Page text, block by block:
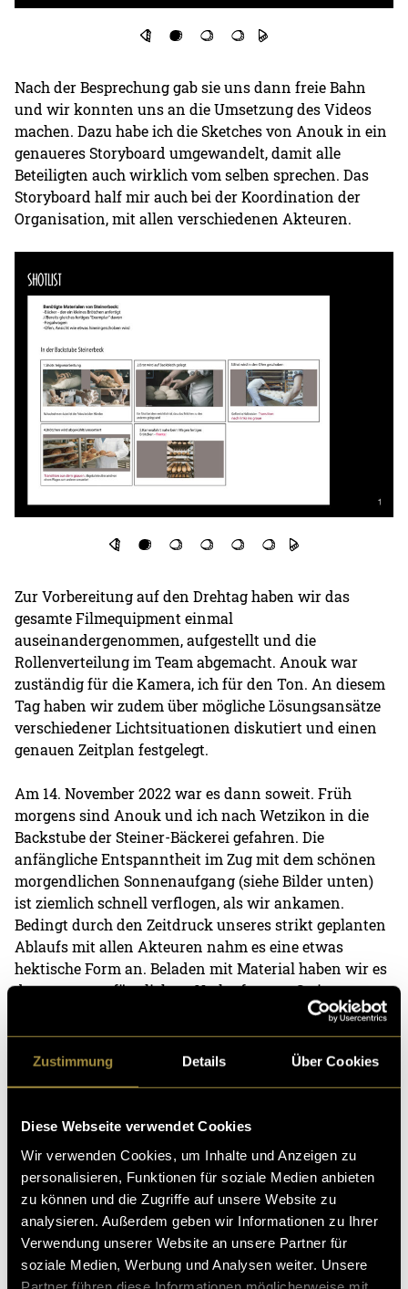
Zustimmung Details Über Cookies
Diese Webseite verwendet Cookies
Wir verwenden Cookies, um Inhalte und Anzeigen zu
personalisieren, Funktionen für soziale Medien anbieten
zu können und die Zugriffe auf unsere Website zu
analysieren. Außerdem geben wir Informationen zu Ihrer
Verwendung unserer Website an unsere Partner für
soziale Medien, Werbung und Analysen weiter. Unsere
Nach der Besprechung gab sie uns dann freie Bahn
und wir konnten uns an die Umsetzung des Videos
machen. Dazu habe ich die Sketches von Anouk in ein
genaueres Storyboard umgewandelt, damit alle
Beteiligten auch wirklich vom selben sprechen. Das
Storyboard half mir auch bei der Koordination der
Organisation, mit allen verschiedenen Akteuren.
Zur Vorbereitung auf den Drehtag haben wir das
gesamte Filmequipment einmal
auseinandergenommen, aufgestellt und die
Rollenverteilung im Team abgemacht. Anouk war
zuständig für die Kamera, ich für den Ton. An diesem
Tag haben wir zudem über mögliche Lösungsansätze
verschiedener Lichtsituationen diskutiert und einen
genauen Zeitplan festgelegt.
Am 14. November 2022 war es dann soweit. Früh
morgens sind Anouk und ich nach Wetzikon in die
Backstube der Steiner-Bäckerei gefahren. Die
anfängliche Entspanntheit im Zug mit dem schönen
morgendlichen Sonnenaufgang (siehe Bilder unten)
ist ziemlich schnell verflogen, als wir ankamen.
Bedingt durch den Zeitdruck unseres strikt geplanten
Ablaufs mit allen Akteuren nahm es eine etwas
hektische Form an. Beladen mit Material haben wir es
dann, trotz anfänglichem Verlaufen, zur Steiner
Bäckerei geschafft und den Dreh in der Backstube
begonnen. Während Anouk mit dem Filmen
beschäftigt war, bin ich hin und her gesprungen
früh am Drehort schon aufgetaucht ist. Netterweise
der Dreh direkt weiter gehen mit der Fahrt Richtung
Äss Bar Niederdorf. Nach anfänglicher Verwirrung
dort (anscheinend sind die Mitarbeiter nicht wirklich
über unsere Ankunft informiert worden) ging der
Dreh in der Äss-Bar selbst weiter. Pünktlich nach
Zeitplan sind wir dann für die Ladenschliessung